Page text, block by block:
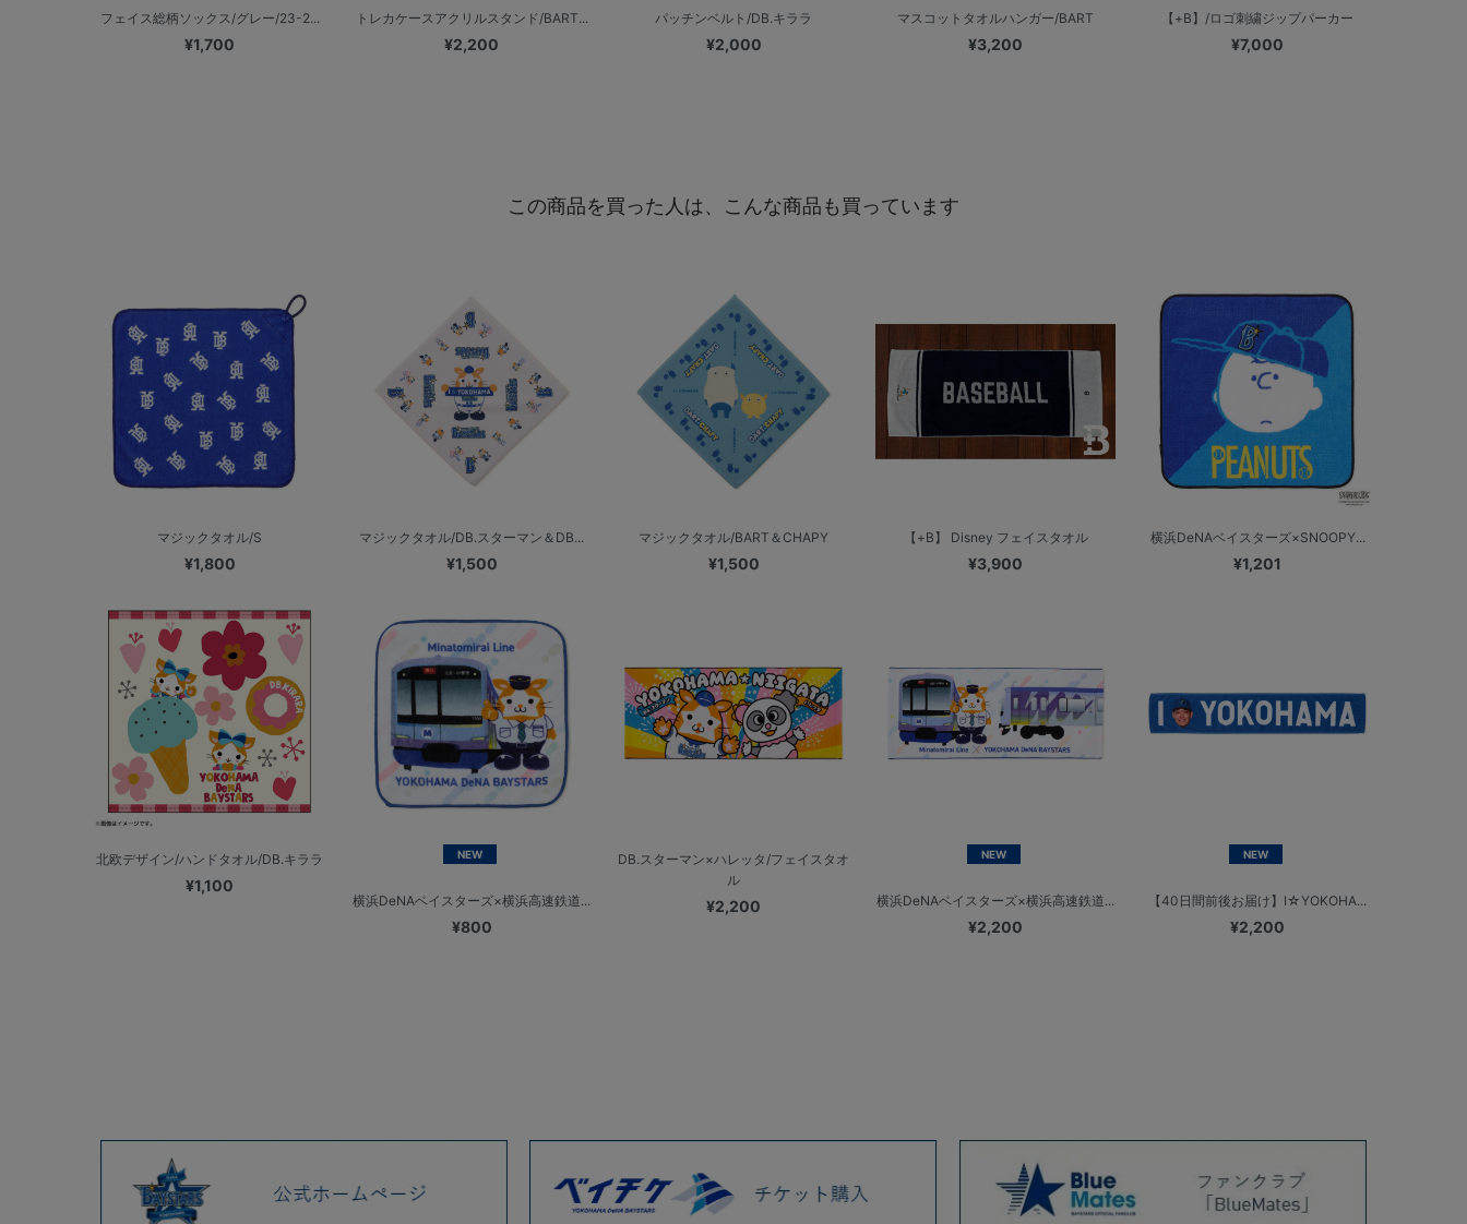
フェイス総柄ソックス/グレー/23-2...
¥1,700
トレカケースアクリルスタンド/BART...
¥2,200
パッチンベルト/DB.キララ
¥2,000
マスコットタオルハンガー/BART
¥3,200
【+B】/ロゴ刺繍ジップパーカー
¥7,000
この商品を買った人は、こんな商品も買っています
マジックタオル/S
¥1,800
マジックタオル/DB.スターマン＆DB...
¥1,500
マジックタオル/BART＆CHAPY
¥1,500
【+B】 Disney フェイスタオル
¥3,900
横浜DeNAベイスターズ×SNOOPY...
¥1,201
北欧デザイン/ハンドタオル/DB.キララ
¥1,100
NEW
横浜DeNAベイスターズ×横浜高速鉄道...
¥800
DB.スターマン×ハレッタ/フェイスタオ
ル
¥2,200
NEW
横浜DeNAベイスターズ×横浜高速鉄道...
¥2,200
NEW
【40日間前後お届け】I☆YOKOHA...
¥2,200